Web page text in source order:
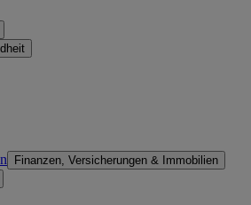
Finanzen, Versicherungen & Immobilien